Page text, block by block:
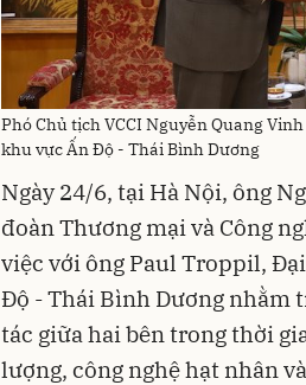
Phó Chủ tịch VCCI Nguyễn Quang
khu vực Ấn Độ - Thái Bình Dương
Ngày 24/6, tại Hà Nội, ông
đoàn Thương mại và Công
việc với ông Paul Troppil,
Độ - Thái Bình Dương nhằm
tác giữa hai bên trong thời
lượng, công nghệ hạt nhân